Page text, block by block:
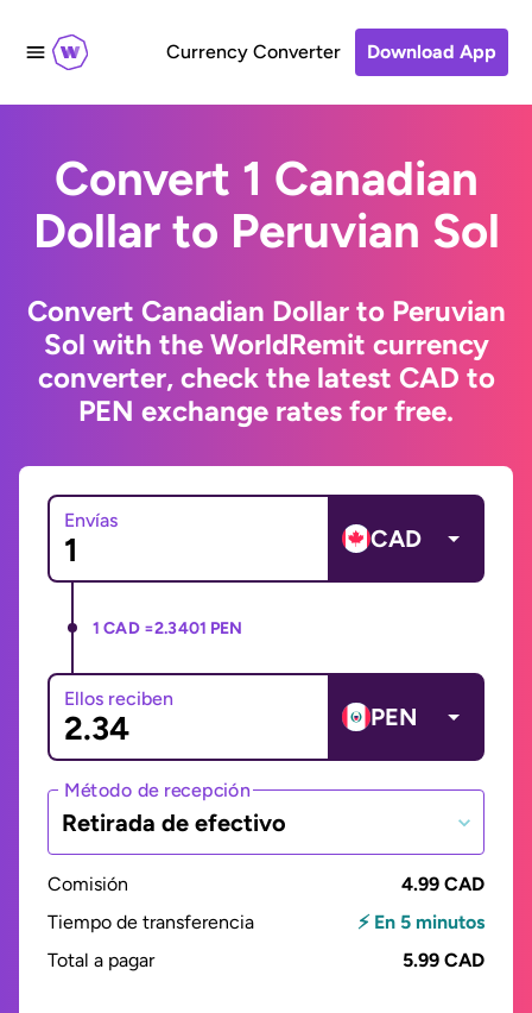
Currency Converter Download App
Convert 1 Canadian
Dollar to Peruvian Sol
Convert Canadian Dollar to Peruvian
Sol with the WorldRemit currency
converter, check the latest CAD to
PEN exchange rates for free.
Envías
CAD
1 CAD =2.3401 PEN
Ellos reciben
PEN
Método de recepción
Retirada de efectivo
Comisión
4.99 CAD
Tiempo de transferencia
⚡ En 5 minutos
Total a pagar
5.99 CAD